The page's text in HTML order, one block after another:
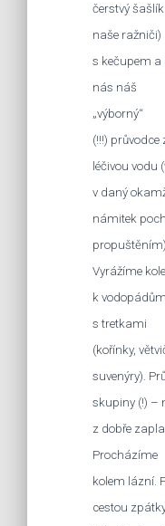
čerstvý
naše ražniči)
s kečupem a
nás náš
„výborný“
(!!!)
léčivou vodu
v daný
námitek
Vyrážíme
k
s tretkami
(kořínky,
suvenýry).
skupiny (!) –
z dobře
Procházíme
kolem lázní.
cestou